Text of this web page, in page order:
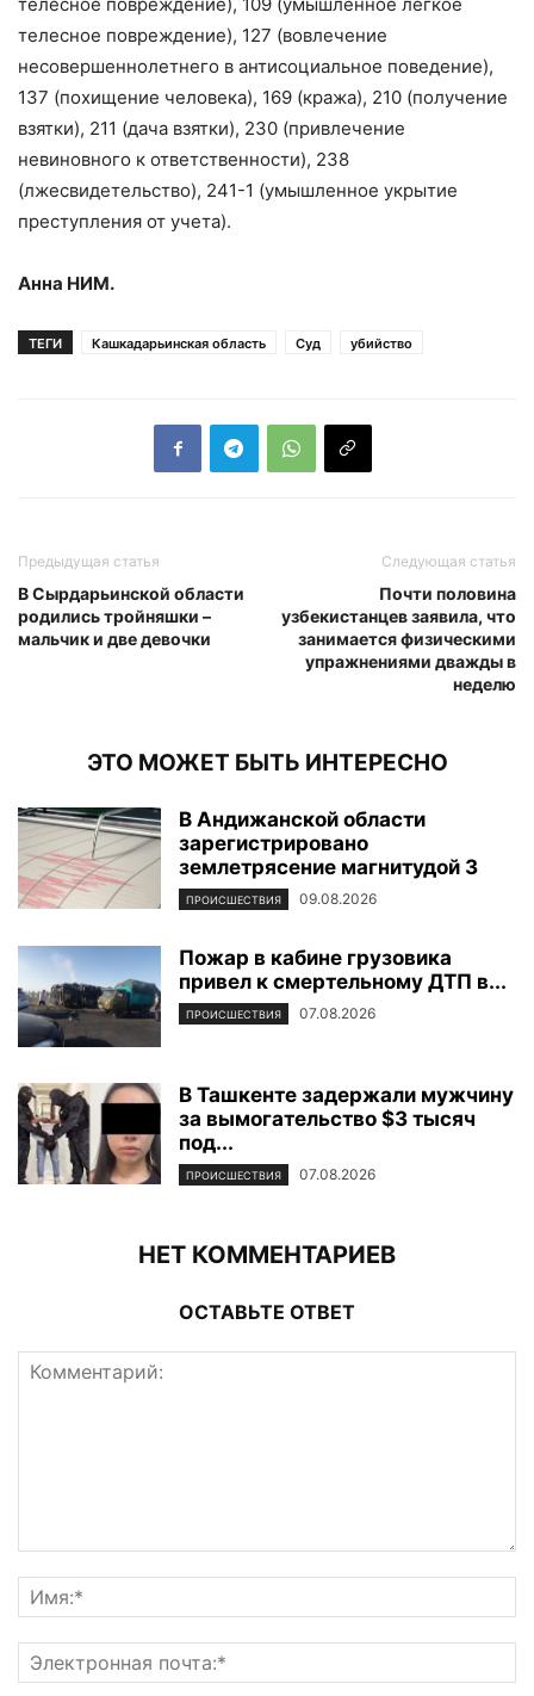
телесное повреждение), 127 (вовлечение
несовершеннолетнего в антисоциальное поведение),
137 (похищение человека), 169 (кража), 210 (получение
взятки), 211 (дача взятки), 230 (привлечение
невиновного к ответственности), 238
(лжесвидетельство), 241-1 (умышленное укрытие
преступления от учета).
Анна НИМ.
ТЕГИ Кашкадарьинская область Суд убийство
Предыдущая статья
В Сырдарьинской области
родились тройняшки –
мальчик и две девочки
Следующая статья
Почти половина
узбекистанцев заявила, что
занимается физическими
упражнениями дважды в
неделю
ЭТО МОЖЕТ БЫТЬ ИНТЕРЕСНО
В Андижанской области
зарегистрировано
землетрясение магнитудой 3
ПРОИСШЕСТВИЯ 09.08.2026
Пожар в кабине грузовика
привел к смертельному ДТП в...
ПРОИСШЕСТВИЯ 07.08.2026
В Ташкенте задержали мужчину
за вымогательство $3 тысяч
под...
ПРОИСШЕСТВИЯ 07.08.2026
НЕТ КОММЕНТАРИЕВ
ОСТАВЬТЕ ОТВЕТ